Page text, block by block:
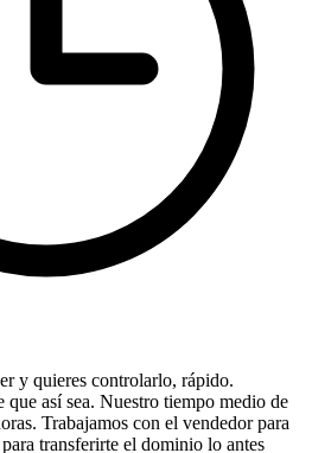
y quieres controlarlo, rápido.
que así sea. Nuestro tiempo medio de
Trabajamos con el vendedor para
transferirte el dominio lo antes